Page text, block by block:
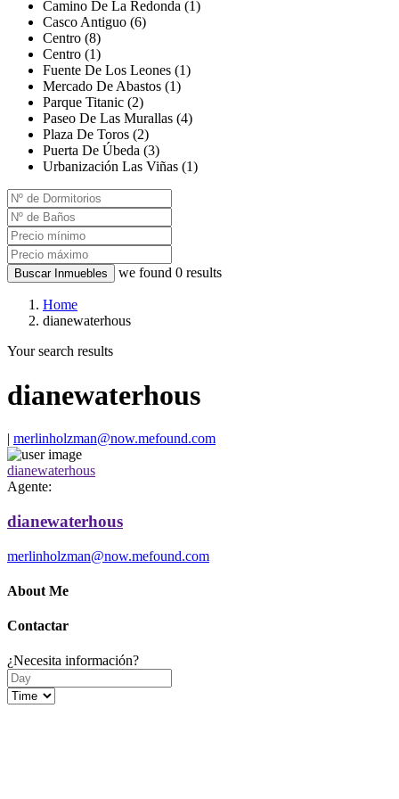
Camino De La Redonda (1)
Casco Antiguo (6)
Centro (8)
Centro (1)
Fuente De Los Leones (1)
Mercado De Abastos (1)
Parque Titanic (2)
Paseo De Las Murallas (4)
Plaza De Toros (2)
Puerta De Úbeda (3)
Urbanización Las Viñas (1)
Buscar Inmuebles we found 0 results
Home
dianewaterhous
Your search results
dianewaterhous
| merlinholzman@now.mefound.com
dianewaterhous
Agente:
dianewaterhous
merlinholzman@now.mefound.com
About Me
Contactar
¿Necesita información?